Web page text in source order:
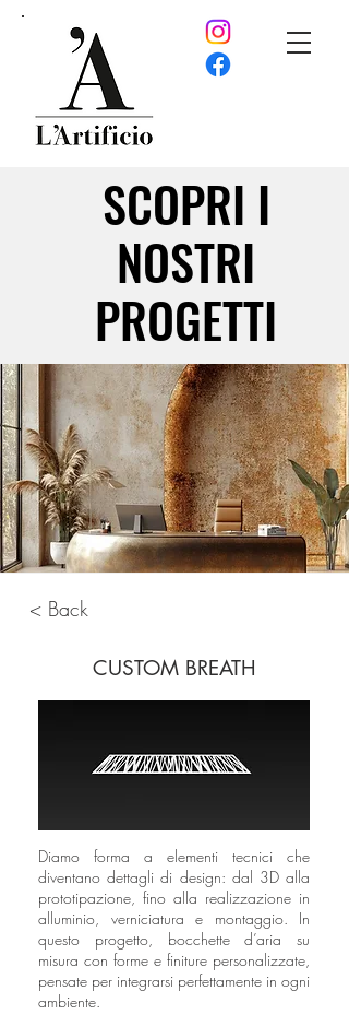
SCOPRI I
NOSTRI
PROGETTI
SCOPRI I
NOSTRI
PROGETTI
< Back
CUSTOM BREATH
Diamo forma a elementi tecnici che
diventano dettagli di design: dal 3D alla
prototipazione, fino alla realizzazione in
alluminio, verniciatura e montaggio. In
questo progetto, bocchette d’aria su
misura con forme e finiture personalizzate,
pensate per integrarsi perfettamente in ogni
ambiente.